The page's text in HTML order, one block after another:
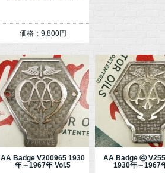
価格：9,800円
AA Badge V200965 1930
年～1967年 Vol.5
AA Badge ④
1930年～1967